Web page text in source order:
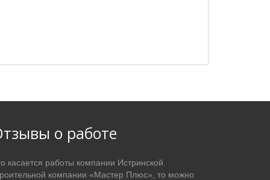
о работе
касается работы компании Истринской
компании «Мастер Плюс», то можно